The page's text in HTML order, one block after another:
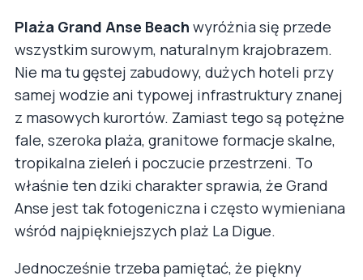
Plaża Grand Anse Beach wyróżnia się przede
wszystkim surowym, naturalnym krajobrazem.
Nie ma tu gęstej zabudowy, dużych hoteli przy
samej wodzie ani typowej infrastruktury znanej
z masowych kurortów. Zamiast tego są potężne
fale, szeroka plaża, granitowe formacje skalne,
tropikalna zieleń i poczucie przestrzeni. To
właśnie ten dziki charakter sprawia, że Grand
Anse jest tak fotogeniczna i często wymieniana
wśród najpiękniejszych plaż La Digue.
Jednocześnie trzeba pamiętać, że piękny